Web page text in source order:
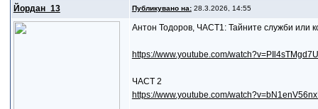
Йордан_13 Публикувано на:28.3.2026, 14:55
Антон Тодоров, ЧАСТ1: Тайните служби или
https://www.youtube.com/
ЧАСТ 2
https://www.youtube.com/